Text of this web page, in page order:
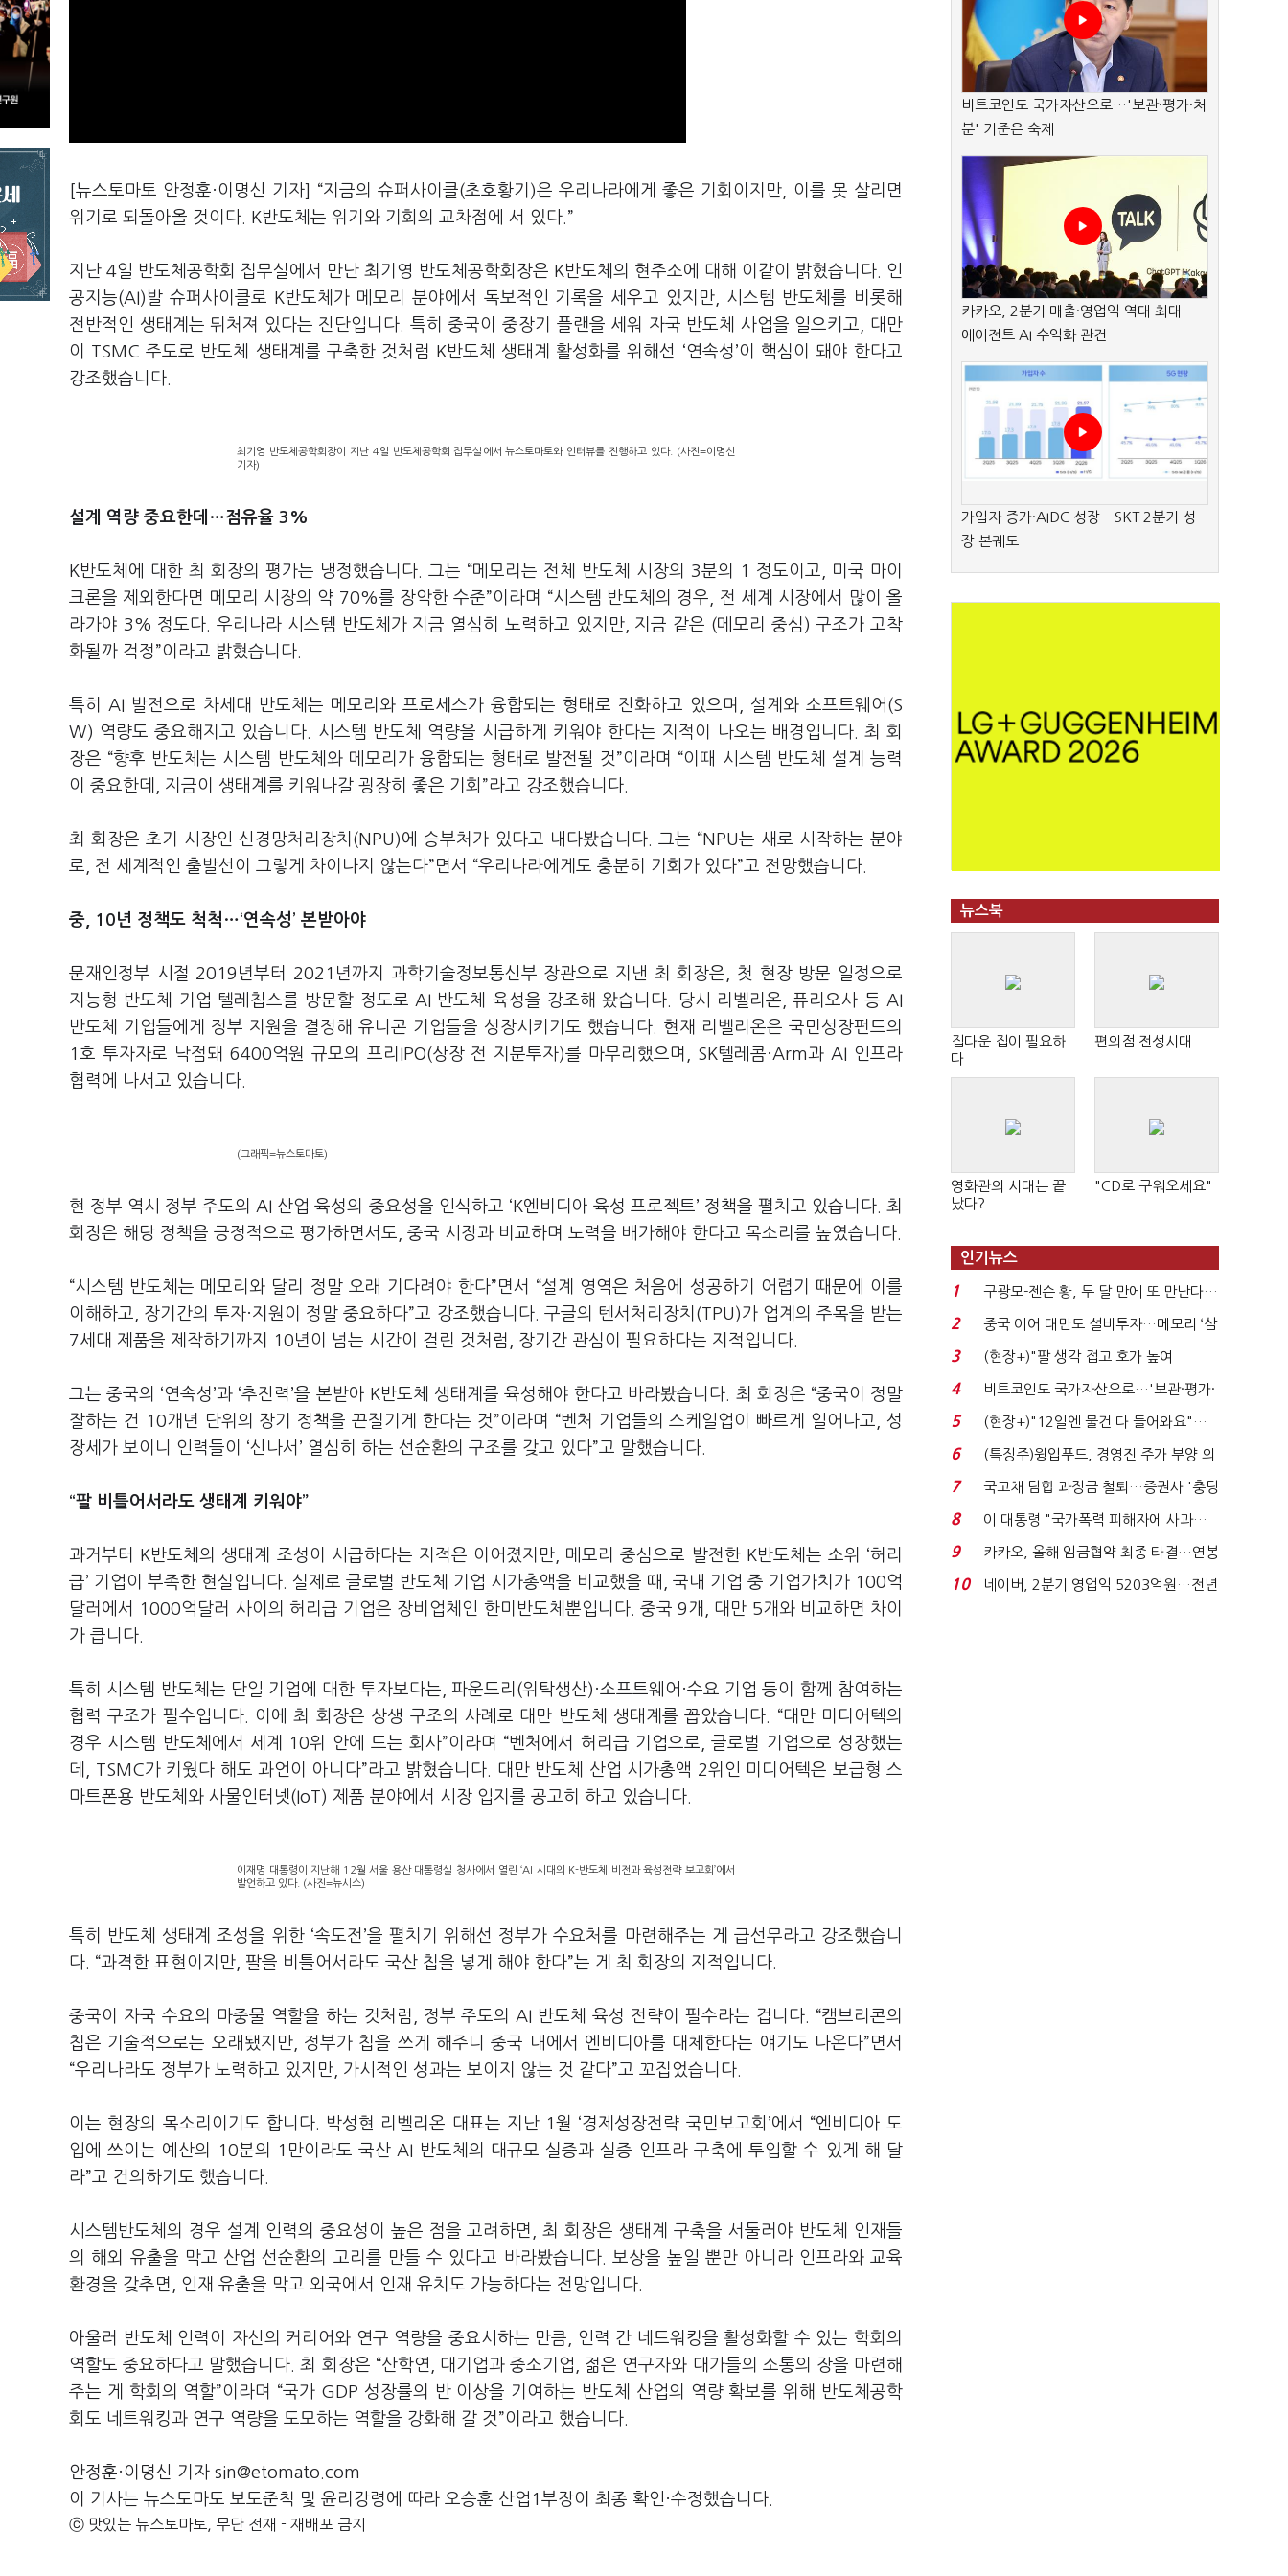
[뉴스토마토 안정훈·이명신 기자] “지금의 슈퍼사이클(초호황기)은 우리나라에게 좋은 기회이지만, 이를 못 살리면
위기로 되돌아올 것이다. K반도체는 위기와 기회의 교차점에 서 있다.”
지난 4일 반도체공학회 집무실에서 만난 최기영 반도체공학회장은 K반도체의 현주소에 대해 이같이 밝혔습니다. 인
공지능(AI)발 슈퍼사이클로 K반도체가 메모리 분야에서 독보적인 기록을 세우고 있지만, 시스템 반도체를 비롯해
전반적인 생태계는 뒤처져 있다는 진단입니다. 특히 중국이 중장기 플랜을 세워 자국 반도체 사업을 일으키고, 대만
이 TSMC 주도로 반도체 생태계를 구축한 것처럼 K반도체 생태계 활성화를 위해선 ‘연속성’이 핵심이 돼야 한다고
강조했습니다.
최기영 반도체공학회장이 지난 4일 반도체공학회 집무실에서 뉴스토마토와 인터뷰를 진행하고 있다. (사진=이명신
기자)
설계 역량 중요한데…점유율 3%
K반도체에 대한 최 회장의 평가는 냉정했습니다. 그는 “메모리는 전체 반도체 시장의 3분의 1 정도이고, 미국 마이
크론을 제외한다면 메모리 시장의 약 70%를 장악한 수준”이라며 “시스템 반도체의 경우, 전 세계 시장에서 많이 올
라가야 3% 정도다. 우리나라 시스템 반도체가 지금 열심히 노력하고 있지만, 지금 같은 (메모리 중심) 구조가 고착
화될까 걱정”이라고 밝혔습니다.
특히 AI 발전으로 차세대 반도체는 메모리와 프로세스가 융합되는 형태로 진화하고 있으며, 설계와 소프트웨어(S
W) 역량도 중요해지고 있습니다. 시스템 반도체 역량을 시급하게 키워야 한다는 지적이 나오는 배경입니다. 최 회
장은 “향후 반도체는 시스템 반도체와 메모리가 융합되는 형태로 발전될 것”이라며 “이때 시스템 반도체 설계 능력
이 중요한데, 지금이 생태계를 키워나갈 굉장히 좋은 기회”라고 강조했습니다.
최 회장은 초기 시장인 신경망처리장치(NPU)에 승부처가 있다고 내다봤습니다. 그는 “NPU는 새로 시작하는 분야
로, 전 세계적인 출발선이 그렇게 차이나지 않는다”면서 “우리나라에게도 충분히 기회가 있다”고 전망했습니다.
중, 10년 정책도 척척…‘연속성’ 본받아야
문재인정부 시절 2019년부터 2021년까지 과학기술정보통신부 장관으로 지낸 최 회장은, 첫 현장 방문 일정으로
지능형 반도체 기업 텔레칩스를 방문할 정도로 AI 반도체 육성을 강조해 왔습니다. 당시 리벨리온, 퓨리오사 등 AI
반도체 기업들에게 정부 지원을 결정해 유니콘 기업들을 성장시키기도 했습니다. 현재 리벨리온은 국민성장펀드의
1호 투자자로 낙점돼 6400억원 규모의 프리IPO(상장 전 지분투자)를 마무리했으며, SK텔레콤·Arm과 AI 인프라
협력에 나서고 있습니다.
(그래픽=뉴스토마토)
현 정부 역시 정부 주도의 AI 산업 육성의 중요성을 인식하고 ‘K엔비디아 육성 프로젝트’ 정책을 펼치고 있습니다. 최
회장은 해당 정책을 긍정적으로 평가하면서도, 중국 시장과 비교하며 노력을 배가해야 한다고 목소리를 높였습니다.
“시스템 반도체는 메모리와 달리 정말 오래 기다려야 한다”면서 “설계 영역은 처음에 성공하기 어렵기 때문에 이를
이해하고, 장기간의 투자·지원이 정말 중요하다”고 강조했습니다. 구글의 텐서처리장치(TPU)가 업계의 주목을 받는
7세대 제품을 제작하기까지 10년이 넘는 시간이 걸린 것처럼, 장기간 관심이 필요하다는 지적입니다.
그는 중국의 ‘연속성’과 ‘추진력’을 본받아 K반도체 생태계를 육성해야 한다고 바라봤습니다. 최 회장은 “중국이 정말
잘하는 건 10개년 단위의 장기 정책을 끈질기게 한다는 것”이라며 “벤처 기업들의 스케일업이 빠르게 일어나고, 성
장세가 보이니 인력들이 ‘신나서’ 열심히 하는 선순환의 구조를 갖고 있다”고 말했습니다.
“팔 비틀어서라도 생태계 키워야”
과거부터 K반도체의 생태계 조성이 시급하다는 지적은 이어졌지만, 메모리 중심으로 발전한 K반도체는 소위 ‘허리
급’ 기업이 부족한 현실입니다. 실제로 글로벌 반도체 기업 시가총액을 비교했을 때, 국내 기업 중 기업가치가 100억
달러에서 1000억달러 사이의 허리급 기업은 장비업체인 한미반도체뿐입니다. 중국 9개, 대만 5개와 비교하면 차이
가 큽니다.
특히 시스템 반도체는 단일 기업에 대한 투자보다는, 파운드리(위탁생산)·소프트웨어·수요 기업 등이 함께 참여하는
협력 구조가 필수입니다. 이에 최 회장은 상생 구조의 사례로 대만 반도체 생태계를 꼽았습니다. “대만 미디어텍의
경우 시스템 반도체에서 세계 10위 안에 드는 회사”이라며 “벤처에서 허리급 기업으로, 글로벌 기업으로 성장했는
데, TSMC가 키웠다 해도 과언이 아니다”라고 밝혔습니다. 대만 반도체 산업 시가총액 2위인 미디어텍은 보급형 스
마트폰용 반도체와 사물인터넷(IoT) 제품 분야에서 시장 입지를 공고히 하고 있습니다.
이재명 대통령이 지난해 12월 서울 용산 대통령실 청사에서 열린 ‘AI 시대의 K-반도체 비전과 육성전략 보고회’에서
발언하고 있다. (사진=뉴시스)
특히 반도체 생태계 조성을 위한 ‘속도전’을 펼치기 위해선 정부가 수요처를 마련해주는 게 급선무라고 강조했습니
다. “과격한 표현이지만, 팔을 비틀어서라도 국산 칩을 넣게 해야 한다”는 게 최 회장의 지적입니다.
중국이 자국 수요의 마중물 역할을 하는 것처럼, 정부 주도의 AI 반도체 육성 전략이 필수라는 겁니다. “캠브리콘의
칩은 기술적으로는 오래됐지만, 정부가 칩을 쓰게 해주니 중국 내에서 엔비디아를 대체한다는 얘기도 나온다”면서
“우리나라도 정부가 노력하고 있지만, 가시적인 성과는 보이지 않는 것 같다”고 꼬집었습니다.
이는 현장의 목소리이기도 합니다. 박성현 리벨리온 대표는 지난 1월 ‘경제성장전략 국민보고회’에서 “엔비디아 도
입에 쓰이는 예산의 10분의 1만이라도 국산 AI 반도체의 대규모 실증과 실증 인프라 구축에 투입할 수 있게 해 달
라”고 건의하기도 했습니다.
시스템반도체의 경우 설계 인력의 중요성이 높은 점을 고려하면, 최 회장은 생태계 구축을 서둘러야 반도체 인재들
의 해외 유출을 막고 산업 선순환의 고리를 만들 수 있다고 바라봤습니다. 보상을 높일 뿐만 아니라 인프라와 교육
환경을 갖추면, 인재 유출을 막고 외국에서 인재 유치도 가능하다는 전망입니다.
아울러 반도체 인력이 자신의 커리어와 연구 역량을 중요시하는 만큼, 인력 간 네트워킹을 활성화할 수 있는 학회의
역할도 중요하다고 말했습니다. 최 회장은 “산학연, 대기업과 중소기업, 젊은 연구자와 대가들의 소통의 장을 마련해
주는 게 학회의 역할”이라며 “국가 GDP 성장률의 반 이상을 기여하는 반도체 산업의 역량 확보를 위해 반도체공학
회도 네트워킹과 연구 역량을 도모하는 역할을 강화해 갈 것”이라고 했습니다.
안정훈·이명신 기자 sin@etomato.com
이 기사는 뉴스토마토 보도준칙 및 윤리강령에 따라 오승훈 산업1부장이 최종 확인·수정했습니다.
ⓒ 맛있는 뉴스토마토, 무단 전재 - 재배포 금지
비트코인도 국가자산으로…'보관·평가·처
분' 기준은 숙제
카카오, 2분기 매출·영업익 역대 최대…
에이전트 AI 수익화 관건
가입자 증가·AIDC 성장…SKT 2분기 성
장 본궤도
뉴스북
집다운 집이 필요하
다
편의점 전성시대
영화관의 시대는 끝
났다?
"CD로 구워오세요"
인기뉴스
1
구광모-젠슨 황, 두 달 만에 또 만난다…
로봇·AI 등 논...
2
중국 이어 대만도 설비투자…메모리 ‘삼
국전쟁’
3
(현장+)"팔 생각 접고 호가 높여
요"…'덜 똘똘한 한 채' 20...
4
비트코인도 국가자산으로…'보관·평가·
처분' 기준은 ...
5
(현장+)"12일엔 물건 다 들어와요"…
빈 매대 채우며 문 연 ...
6
(특징주)윙입푸드, 경영진 주가 부양 의
지에 상한가...
7
국고채 담합 과징금 철퇴…증권사 '충당
금 폭탄' 우려...
8
이 대통령 "국가폭력 피해자에 사과…
적극적 조사로 진...
9
카카오, 올해 임금협약 최종 타결…연봉
6.3% 인상·격려...
10
네이버, 2분기 영업익 5203억원…전년